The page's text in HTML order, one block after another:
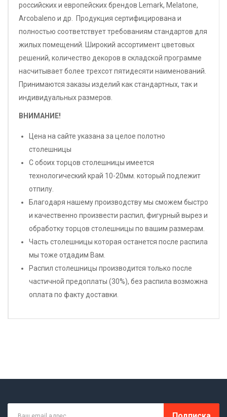
российских и европейских брендов Lemark, Melatone,
Arcobaleno и др. Продукция сертифицирована и
полностью соответствует требованиям стандартов для
жилых помещений. Широкий ассортимент цветовых
решений, количество декоров в складской программе
насчитывает более трехсот пятидесяти наименований.
Принимаются заказы изделий как стандартных, так и
индивидуальных размеров.
ВНИМАНИЕ!
Цена на сайте указана за целое полотно
столешницы
С обоих торцов столешницы имеется
технологический край 10-20мм. который подлежит
отпилу.
Благодаря нашему производству мы сможем быстро
и качественно произвести распил, фигурный вырез и
обработку торцов столешницы по вашим размерам.
Часть столешницы которая останется после распила
мы тоже отдадим Вам.
Распил столешницы производится только после
частичной предоплаты (30%), без распила возможна
оплата по факту доставки.